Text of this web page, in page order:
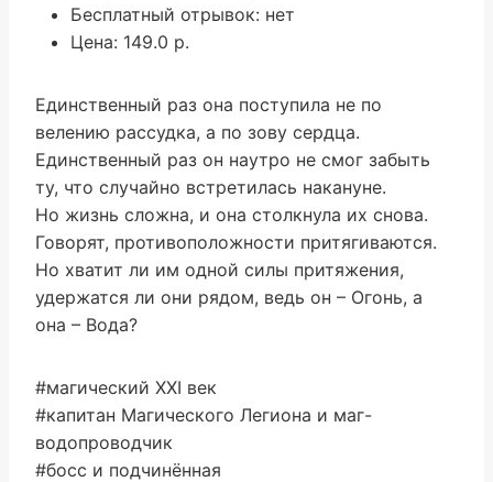
Бесплатный отрывок: нет
Цена: 149.0 р.
Единственный раз она поступила не по
велению рассудка, а по зову сердца.
Единственный раз он наутро не смог забыть
ту, что случайно встретилась накануне.
Но жизнь сложна, и она столкнула их снова.
Говорят, противоположности притягиваются.
Но хватит ли им одной силы притяжения,
удержатся ли они рядом, ведь он – Огонь, а
она – Вода?
#магический XXI век
#капитан Магического Легиона и маг-
водопроводчик
#босс и подчинённая